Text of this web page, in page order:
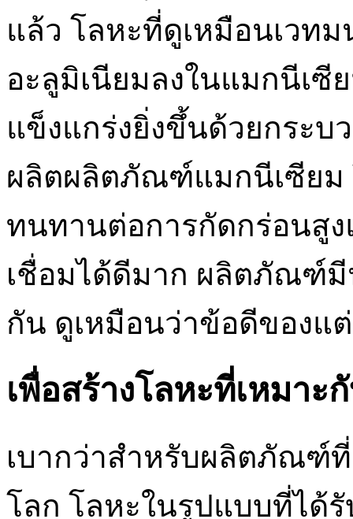
แล้ว โลหะที่ดูเหมือนเวท
อะลูมิเนียมลงในแมกนีเซี
แข็งแกร่งยิ่งขึ้นด้วยกระบ
ผลิตผลิตภัณฑ์แมกนีเซียม
ทนทานต่อการกัดกร่อนสู
เชื่อมได้ดีมาก ผลิตภัณฑ์มี
กัน ดูเหมือนว่าข้อดีของแ
เพื่อสร้างโลหะที่เหมา
เบากว่าสำหรับผลิตภัณฑ์
โลก โลหะในรูปแบบที่ได้